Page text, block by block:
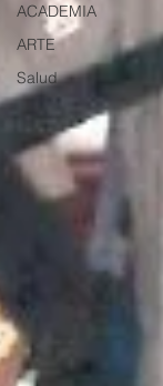
ACADEMIA
ARTE
Salud